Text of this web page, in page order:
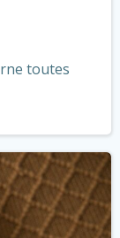
toutes